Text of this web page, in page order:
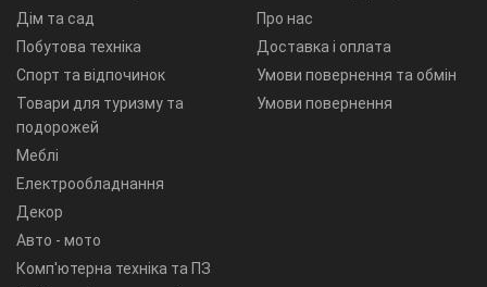
Дім та сад
Побутова техніка
Спорт та відпочинок
Товари для туризму та
подорожей
Меблі
Електрообладнання
Декор
Авто - мото
Комп'ютерна техніка та ПЗ
Про нас
Доставка і оплата
Умови повернення та обмін
Умови повернення